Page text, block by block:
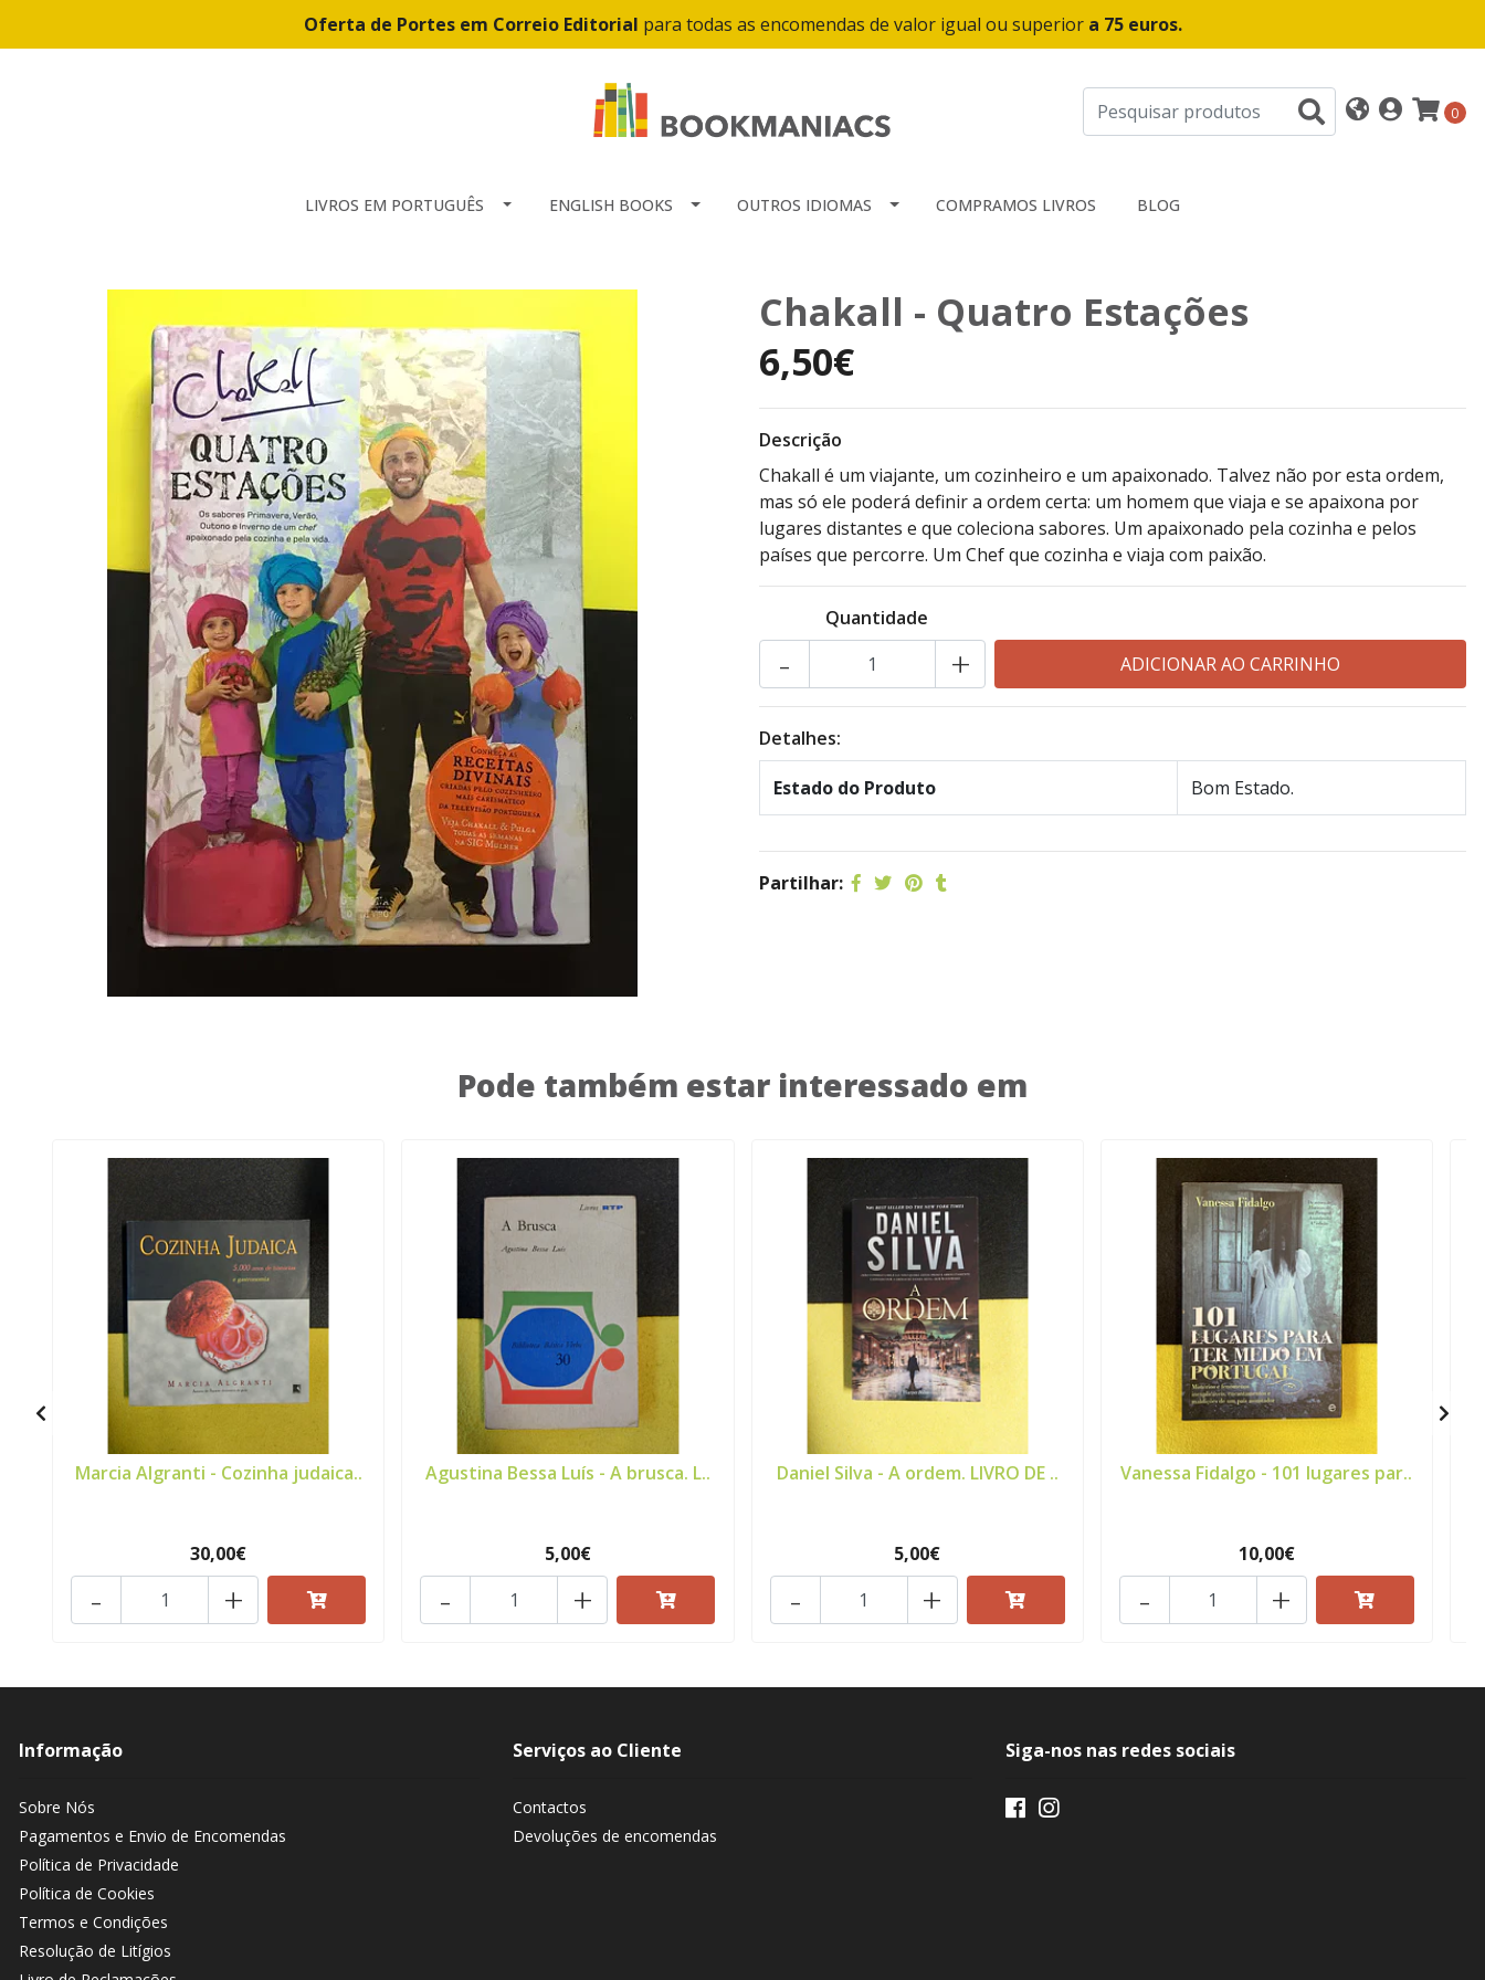
Oferta de Portes em Correio Editorial para todas as encomendas de valor igual ou superior a 75 euros.
0
LIVROS EM PORTUGUÊS ENGLISH BOOKS OUTROS IDIOMAS COMPRAMOS LIVROS BLOG
Chakall - Quatro Estações
6,50€
Descrição
Chakall é um viajante, um cozinheiro e um apaixonado. Talvez não por esta ordem,
mas só ele poderá definir a ordem certa: um homem que viaja e se apaixona por
lugares distantes e que coleciona sabores. Um apaixonado pela cozinha e pelos
países que percorre. Um Chef que cozinha e viaja com paixão.
Quantidade
+
-
Detalhes:
Estado do Produto Bom Estado.
Partilhar:
Pode também estar interessado em
Marcia Algranti - Cozinha judaica..
30,00€
+
-
Agustina Bessa Luís - A brusca. L..
5,00€
+
-
Daniel Silva - A ordem. LIVRO DE ..
5,00€
+
-
Vanessa Fidalgo - 101 lugares par..
10,00€
+
-
Informação
Sobre Nós
Pagamentos e Envio de Encomendas
Política de Privacidade
Política de Cookies
Termos e Condições
Resolução de Litígios
Serviços ao Cliente
Contactos
Devoluções de encomendas
Siga-nos nas redes sociais